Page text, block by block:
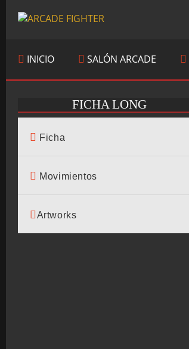
INICIO SALÓN ARCADE
FICHA LONG
Ficha
Movimientos
Artworks